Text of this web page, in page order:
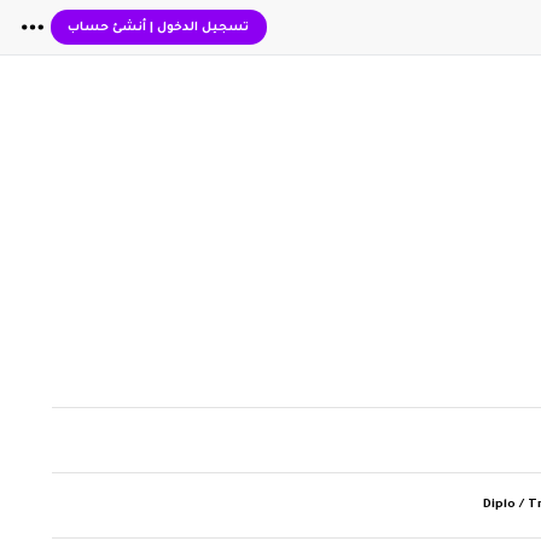
تسجيل الدخول| أنشئ حساب
Diplo /